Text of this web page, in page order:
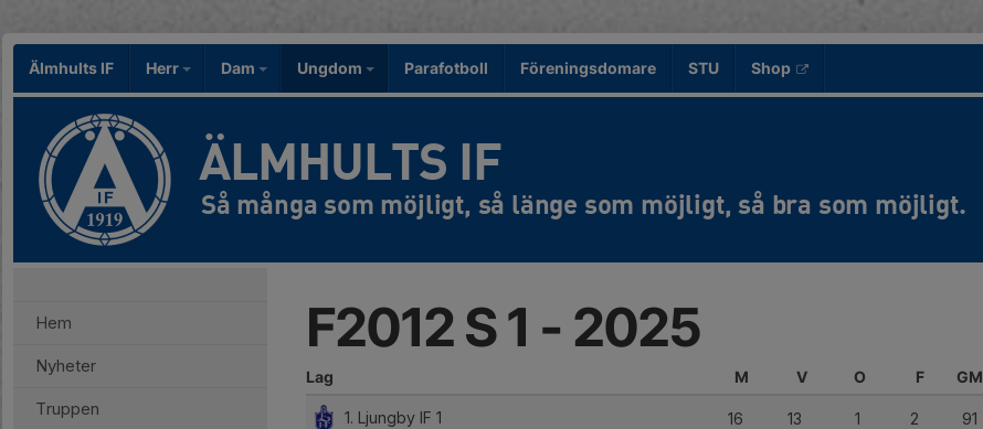
Älmhults IF Herr Dam Ungdom Parafotboll Föreningsdomare STU Shop
ÄLMHULTS IF
Hem
Nyheter
Truppen
F2012 S 1 - 2025
Lag M V O F GM
1. Ljungby IF 1 16 13 1 2 91